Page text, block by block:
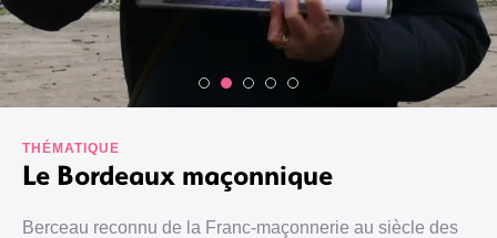
THÉMATIQUE
Le Bordeaux maçonnique
Berceau reconnu de la Franc-maçonnerie au siècle des